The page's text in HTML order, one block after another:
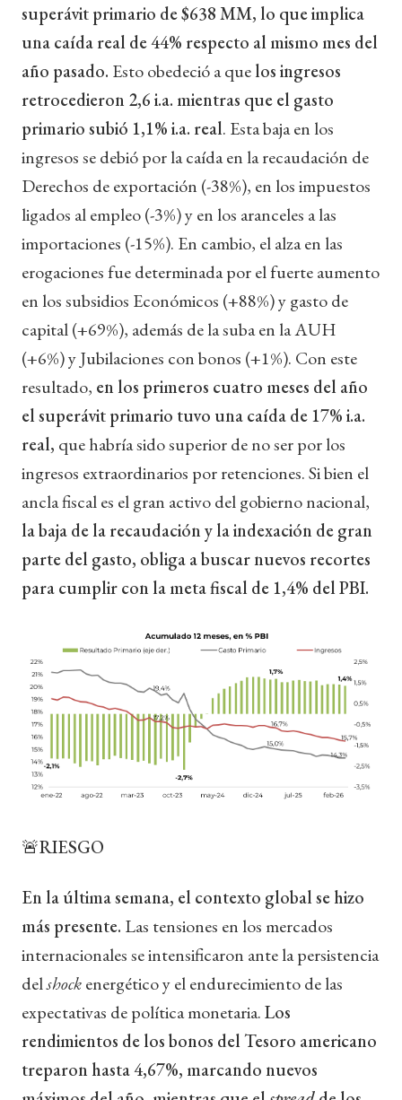
superávit primario de $638 MM, lo que implica
una caída real de 44% respecto al mismo mes del
año pasado. Esto obedeció a quelos ingresos
retrocedieron 2,6 i.a. mientras que el gasto
primario subió 1,1% i.a. real. Esta baja en los
ingresos se debió por la caída en la recaudación de
Derechos de exportación (-38%), en los impuestos
ligados al empleo (-3%) y en los aranceles a las
importaciones (-15%). En cambio, el alza en las
erogaciones fue determinada por el fuerte aumento
en los subsidios Económicos (+88%) y gasto de
capital (+69%), además de la suba en la AUH
(+6%) y Jubilaciones con bonos (+1%). Con este
resultado, en los primeros cuatro meses del año
el superávit primario tuvo una caída de 17% i.a.
real, que habría sido superior de no ser por los
ingresos extraordinarios por retenciones.Si bien el
ancla fiscal es el gran activo del gobierno nacional,
la baja de la recaudación y la indexación de gran
parte del gasto, obliga a buscar nuevos recortes
para cumplir con la meta fiscal de 1,4% del PBI.
🚨RIESGO
En la última semana, el contexto global se hizo
más presente. Las tensiones en los mercados
internacionales se intensificaron ante la persistencia
delshockenergético y el endurecimiento de las
expectativas de política monetaria.Los
rendimientos de los bonos del Tesoro americano
treparon hasta 4,67%, marcando nuevos